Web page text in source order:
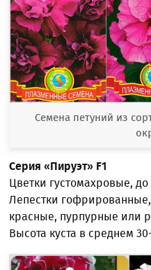
Семена петуний из
Серия «Пируэт» F1
Цветки густомахровые,
Лепестки
красные, пурпурные или
Высота куста в среднем